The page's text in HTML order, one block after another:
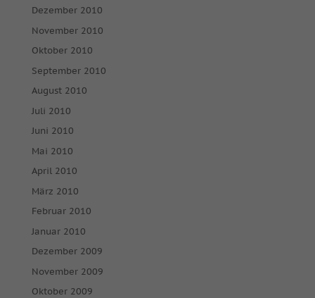
Dezember 2010
November 2010
Oktober 2010
September 2010
August 2010
Juli 2010
Juni 2010
Mai 2010
April 2010
März 2010
Februar 2010
Januar 2010
Dezember 2009
November 2009
Oktober 2009